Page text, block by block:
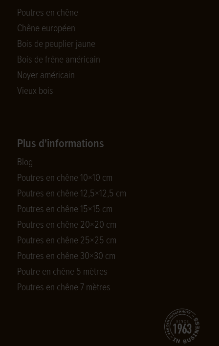
Poutres en chêne
Chêne européen
Bois de peuplier jaune
Bois de frêne américain
Noyer américain
Vieux bois
Plus d'informations
Blog
Poutres en chêne 10×10 cm
Poutres en chêne 12,5×12,5 cm
Poutres en chêne 15×15 cm
Poutres en chêne 20×20 cm
Poutres en chêne 25×25 cm
Poutres en chêne 30×30 cm
Poutre en chêne 5 mètres
Poutres en chêne 7 mètres